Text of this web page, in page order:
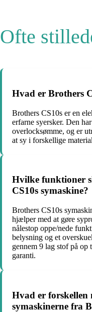
Ofte
Hvad er Brothers
Brothers CS10s er en
erfarne syersker. Den
overlocksømme, og er
at sy i forskellige
Hvilke funktioner
CS10s symaskine?
Brothers CS10s
hjælper med at gøre
nålestop oppe/nede
belysning og et
gennem 9 lag stof på op
garanti.
Hvad er forskellen
symaskinerne fra